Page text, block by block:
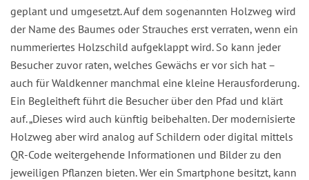
geplant und umgesetzt. Auf dem sogenannten Holzweg wird
der Name des Baumes oder Strauches erst verraten, wenn ein
nummeriertes Holzschild aufgeklappt wird. So kann jeder
Besucher zuvor raten, welches Gewächs er vor sich hat –
auch für Waldkenner manchmal eine kleine Herausforderung.
Ein Begleitheft führt die Besucher über den Pfad und klärt
auf. „Dieses wird auch künftig beibehalten. Der modernisierte
Holzweg aber wird analog auf Schildern oder digital mittels
QR-Code weitergehende Informationen und Bilder zu den
jeweiligen Pflanzen bieten. Wer ein Smartphone besitzt, kann